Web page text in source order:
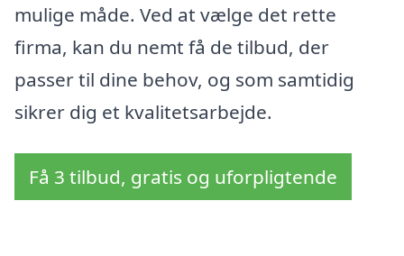
mulige måde. Ved at vælge det rette
firma, kan du nemt få de tilbud, der
passer til dine behov, og som samtidig
sikrer dig et kvalitetsarbejde.
Få 3 tilbud, gratis og uforpligtende